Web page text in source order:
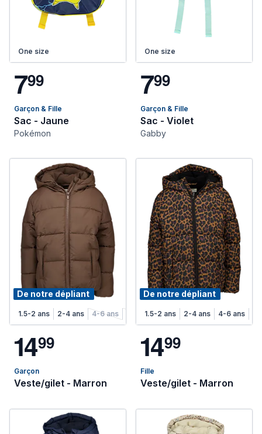
One size
799
Garçon & Fille
Sac - Jaune
Pokémon
One size
799
Garçon & Fille
Sac - Violet
Gabby
De notre dépliant
1.5-2 ans 2-4 ans 4-6 ans 6-8 ans
1499
Garçon
Veste/gilet - Marron
De notre dépliant
1.5-2 ans 2-4 ans 4-6 ans
1499
Fille
Veste/gilet - Marron